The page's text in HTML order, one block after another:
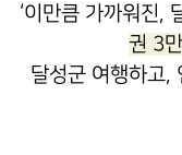
‘이만큼 가까워진,
권 3
달성군 여행하고,